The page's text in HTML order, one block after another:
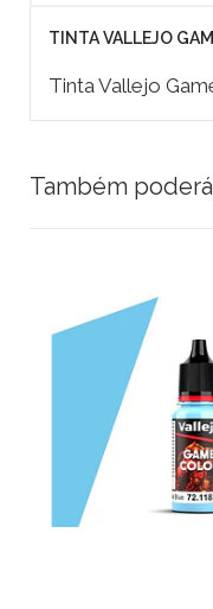
TINTA VALLEJO
Tinta Vallejo
Também